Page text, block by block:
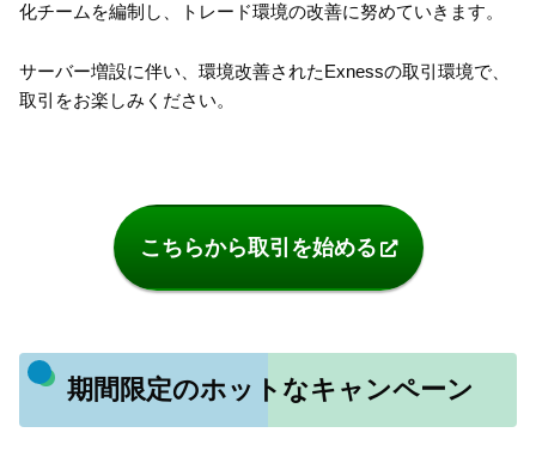
化チームを編制し、トレード環境の改善に努めていきます。
サーバー増設に伴い、環境改善されたExnessの取引環境で、
取引をお楽しみください。
こちらから取引を始める
期間限定のホットなキャンペーン